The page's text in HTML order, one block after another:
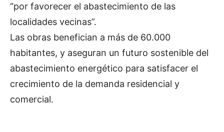
“por favorecer el abastecimiento de las
localidades vecinas”.
Las obras benefician a más de 60.000
habitantes, y aseguran un futuro sostenible del
abastecimiento energético para satisfacer el
crecimiento de la demanda residencial y
comercial.